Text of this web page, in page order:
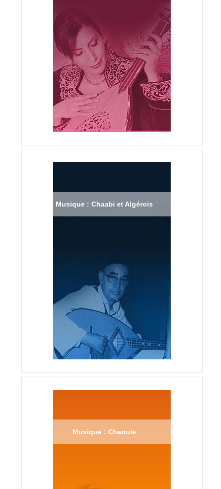
Musique : Chaabi et Algérois
Musique : Chaouie